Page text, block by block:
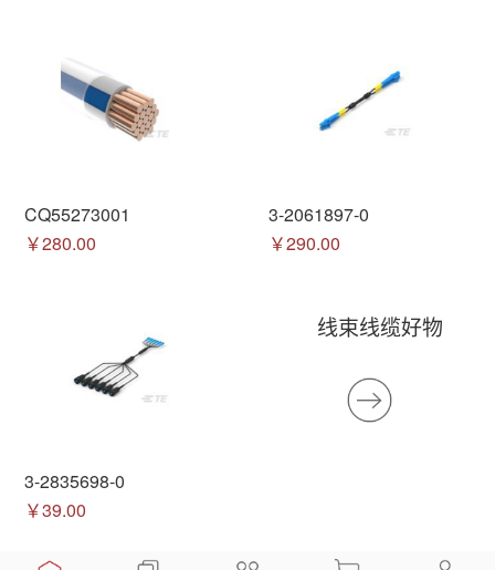
CQ55273001
￥280.00
3-2061897-0
￥290.00
3-2835698-0
￥39.00
线束线缆好物